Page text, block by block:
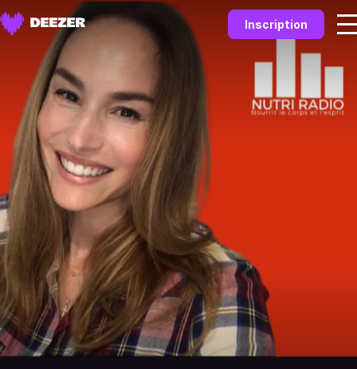
Inscription